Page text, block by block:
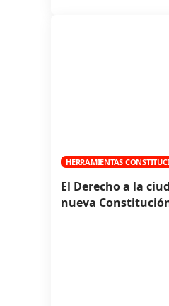
HERRAMIENTAS
El Derecho a la
nueva